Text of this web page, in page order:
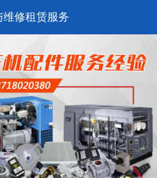
维修租赁服务